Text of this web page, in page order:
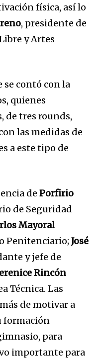
física, así lo
, presidente de
y Artes
se contó con la
quienes
de tres rounds,
las medidas de
a este tipo de
de Porfirio
de Seguridad
Mayoral
Penitenciario; José
y jefe de
Rincón
Técnica. Las
de motivar a
formación
para
importante para